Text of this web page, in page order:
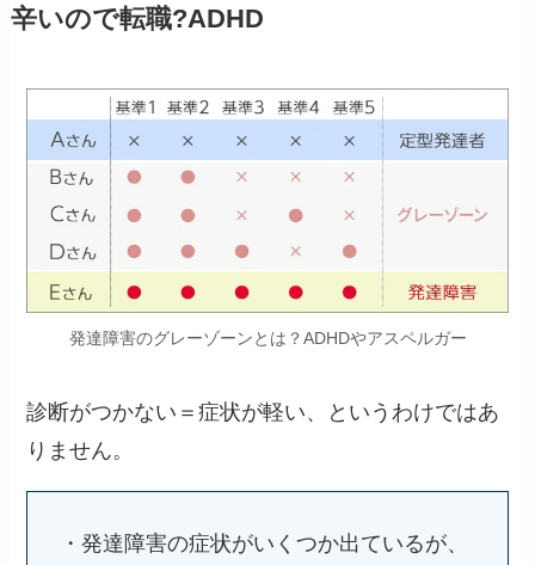
辛いので転職?ADHD
発達障害のグレーゾーンとは？ADHDやアスペルガー
診断がつかない＝症状が軽い、というわけではあ
りません。
・発達障害の症状がいくつか出ているが、